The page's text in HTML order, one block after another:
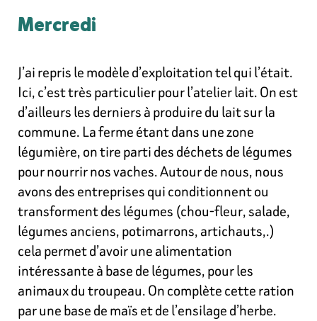
Mercredi
J’ai repris le modèle d’exploitation tel qui l’était.
Ici, c’est très particulier pour l’atelier lait. On est
d’ailleurs les derniers à produire du lait sur la
commune. La ferme étant dans une zone
légumière, on tire parti des déchets de légumes
pour nourrir nos vaches. Autour de nous, nous
avons des entreprises qui conditionnent ou
transforment des légumes (chou-fleur, salade,
légumes anciens, potimarrons, artichauts,.)
cela permet d’avoir une alimentation
intéressante àbase de légumes, pour les
animaux du troupeau. On complète cette ration
par une base de maïs et de l’ensilage d’herbe.